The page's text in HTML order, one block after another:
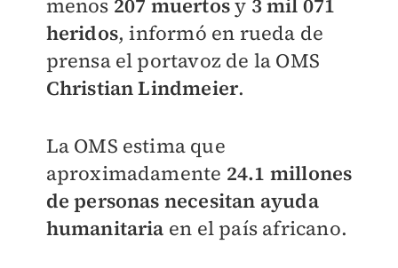
heridos, informó en rueda de
prensa el portavoz de la OMS
Christian Lindmeier.
La OMS estima que
aproximadamente 24.1 millones
de personas necesitan ayuda
humanitaria en el país africano.